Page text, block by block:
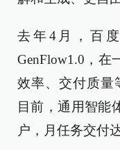
去年4月，百
GenFlow1.0，在
效率、交付质量
目前，通用智能
户，月任务交付